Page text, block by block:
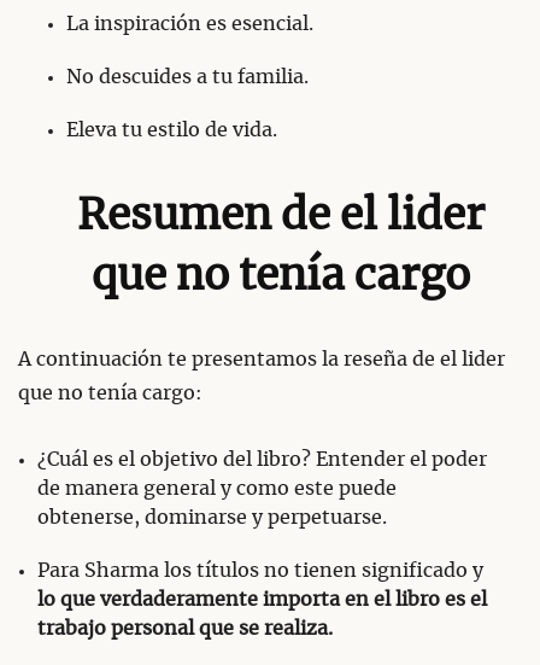
La inspiración es esencial.
No descuides a tu familia.
Eleva tu estilo de vida.
Resumen de el lider
que no tenía cargo
A continuación te presentamos la reseña de el lider
que no tenía cargo:
¿Cuál es el objetivo del libro? Entender el poder
de manera general y como este puede
obtenerse, dominarse y perpetuarse.
Para Sharma los títulos no tienen significado y
lo que verdaderamente importa en el libro es el
trabajo personal que se realiza.